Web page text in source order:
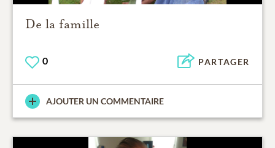
De la famille
0 PARTAGER
AJOUTER UN COMMENTAIRE